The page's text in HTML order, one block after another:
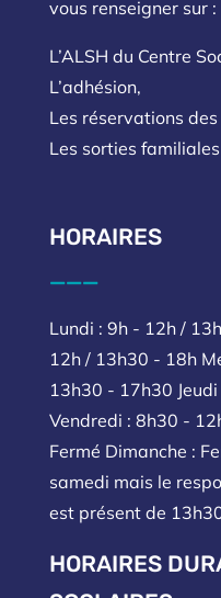
vous renseigner sur :
L’ALSH du Centre
L’adhésion,
Les réservations
Les sorties
HORAIRES
___
Lundi : 9h - 12h /
12h / 13h30 - 18h
13h30 - 17h30
Vendredi : 8h30 -
Fermé Dimanche :
samedi mais le
est présent de
HORAIRES